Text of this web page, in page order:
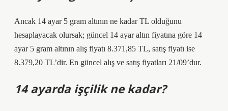
Ancak 14 ayar 5 gram altının ne kadar TL olduğunu
hesaplayacak olursak; güncel 14 ayar altın fiyatına göre 14
ayar 5 gram altının alış fiyatı 8.371,85 TL, satış fiyatı ise
8.379,20 TL’dir. En güncel alış ve satış fiyatları 21/09’dur.
14 ayarda işçilik ne kadar?